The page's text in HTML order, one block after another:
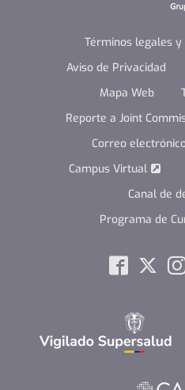
Términos legales
Aviso de Privacidad
Mapa Web
Reporte a Joint
Correo
Campus Virtual
Canal de
Programa de